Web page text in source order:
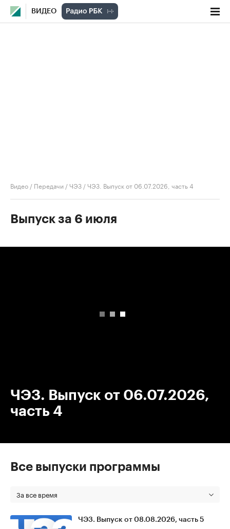
ВИДЕО
Видео / Передачи /ЧЭЗ /ЧЭЗ. Выпуск от 06.07.2026, часть 4
Выпуск за 6 июля
ЧЭЗ. Выпуск от 06.07.2026,
часть 4
Все выпуски программы
За все время
ЧЭЗ. Выпуск от 08.08.2026, часть 5